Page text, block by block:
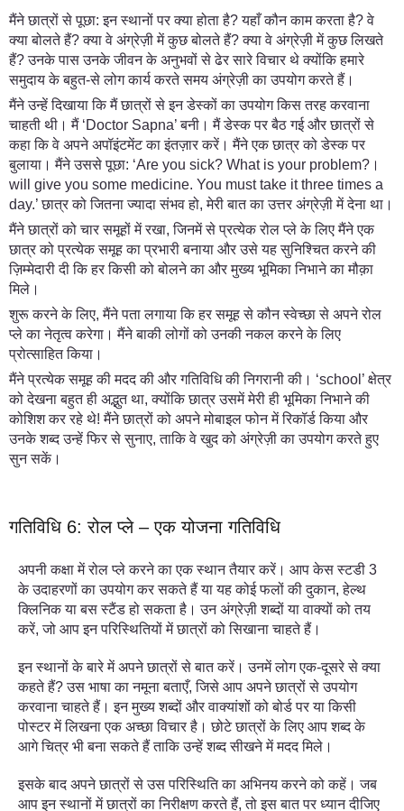
मैंने छात्रों से पूछा: इन स्थानों पर क्या होता है? यहाँ कौन काम करता है? वे
क्या बोलते हैं? क्या वे अंग्रेज़ी में कुछ बोलते हैं? क्या वे अंग्रेज़ी में कुछ लिखते
हैं? उनके पास उनके जीवन के अनुभवों से ढेर सारे विचार थे क्योंकि हमारे
समुदाय के बहुत-से लोग कार्य करते समय अंग्रेज़ी का उपयोग करते हैं।
मैंने उन्हें दिखाया कि मैं छात्रों से इन डेस्कों का उपयोग किस तरह करवाना
चाहती थी। मैं ‘Doctor Sapna’ बनी। मैं डेस्क पर बैठ गई और छात्रों से
कहा कि वे अपने अपॉइंटमेंट का इंतज़ार करें। मैंने एक छात्र को डेस्क पर
बुलाया। मैंने उससे पूछा: ‘Are you sick? What is your problem?।
will give you some medicine. You must take it three times a
day.’ छात्र को जितना ज्यादा संभव हो, मेरी बात का उत्तर अंग्रेज़ी में देना था।
मैंने छात्रों को चार समूहों में रखा, जिनमें से प्रत्येक रोल प्ले के लिए मैंने एक
छात्र को प्रत्येक समूह का प्रभारी बनाया और उसे यह सुनिश्चित करने की
ज़िम्मेदारी दी कि हर किसी को बोलने का और मुख्य भूमिका निभाने का मौक़ा
मिले।
शुरू करने के लिए, मैंने पता लगाया कि हर समूह से कौन स्वेच्छा से अपने रोल
प्ले का नेतृत्व करेगा। मैंने बाकी लोगों को उनकी नकल करने के लिए
प्रोत्साहित किया।
मैंने प्रत्येक समूह की मदद की और गतिविधि की निगरानी की। ‘school’ क्षेत्र
को देखना बहुत ही अद्भुत था, क्योंकि छात्र उसमें मेरी ही भूमिका निभाने की
कोशिश कर रहे थे! मैंने छात्रों को अपने मोबाइल फोन में रिकॉर्ड किया और
उनके शब्द उन्हें फिर से सुनाए, ताकि वे खुद को अंग्रेज़ी का उपयोग करते हुए
सुन सकें।
गतिविधि 6: रोल प्ले – एक योजना गतिविधि
अपनी कक्षा में रोल प्ले करने का एक स्थान तैयार करें। आप केस स्टडी 3
के उदाहरणों का उपयोग कर सकते हैं या यह कोई फलों की दुकान, हेल्थ
क्लिनिक या बस स्टैंड हो सकता है। उन अंग्रेज़ी शब्दों या वाक्यों को तय
करें, जो आप इन परिस्थितियों में छात्रों को सिखाना चाहते हैं।
इन स्थानों के बारे में अपने छात्रों से बात करें। उनमें लोग एक-दूसरे से क्या
कहते हैं? उस भाषा का नमूना बताएँ, जिसे आप अपने छात्रों से उपयोग
करवाना चाहते हैं। इन मुख्य शब्दों और वाक्यांशों को बोर्ड पर या किसी
पोस्टर में लिखना एक अच्छा विचार है। छोटे छात्रों के लिए आप शब्द के
आगे चित्र भी बना सकते हैं ताकि उन्हें शब्द सीखने में मदद मिले।
इसके बाद अपने छात्रों से उस परिस्थिति का अभिनय करने को कहें। जब
आप इन स्थानों में छात्रों का निरीक्षण करते हैं, तो इस बात पर ध्यान दीजिए